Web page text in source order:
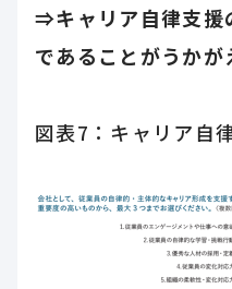
⇒キャリア自律支援
であることがうかが
図表7：キャリア自